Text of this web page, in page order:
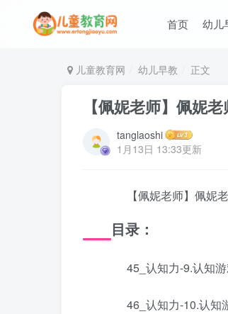
首页 幼儿
儿童教育网 幼儿早教 正文
【佩妮老师】佩妮
tanglaoshi
1月13日 13:33更新
【佩妮老师】佩妮老
目录：
45_认知力-9.认知游
46_认知力-10.认知